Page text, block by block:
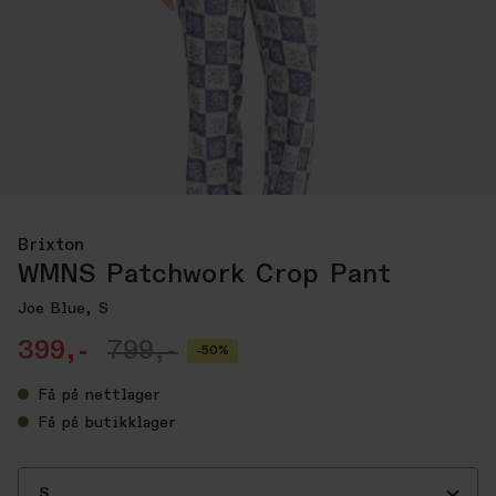
Brixton
WMNS Patchwork Crop Pant
Joe Blue, S
399,- 799,- -50%
Få på nettlager
Få på butikklager